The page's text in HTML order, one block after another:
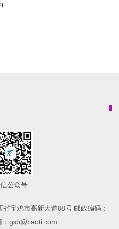
公众号
宝鸡市高新大道88号 邮政编码：
：gsb@baoti.com